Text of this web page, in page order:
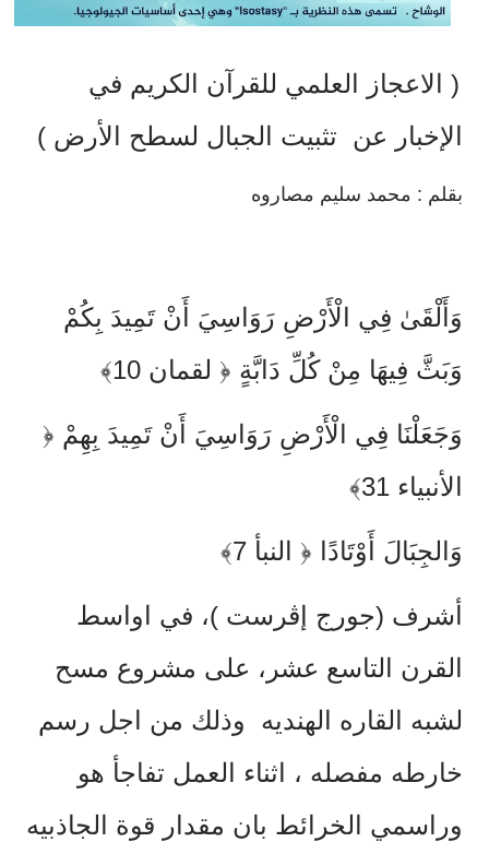
( الاعجاز العلمي للقرآن الكريم في
الإخبار عن تثبيت الجبال لسطح الأرض )
بقلم : محمد سليم مصاروه
وَأَلْقَىٰ فِي الْأَرْضِ رَوَاسِيَ أَنْ تَمِيدَ بِكُمْ
وَبَثَّ فِيهَا مِنْ كُلِّ دَابَّةٍ ﴿ لقمان 10﴾
وَجَعَلْنَا فِي الْأَرْضِ رَوَاسِيَ أَنْ تَمِيدَ بِهِمْ ﴿
الأنبياء 31﴾
وَالجِبَالَ أَوْتَادًا ﴿ النبأ 7﴾
أشرف (جورج إڤرست )، في اواسط
القرن التاسع عشر، على مشروع مسح
لشبه القاره الهنديه وذلك من اجل رسم
خارطه مفصله ، اثناء العمل تفاجأ هو
وراسمي الخرائط بان مقدار قوة الجاذبيه